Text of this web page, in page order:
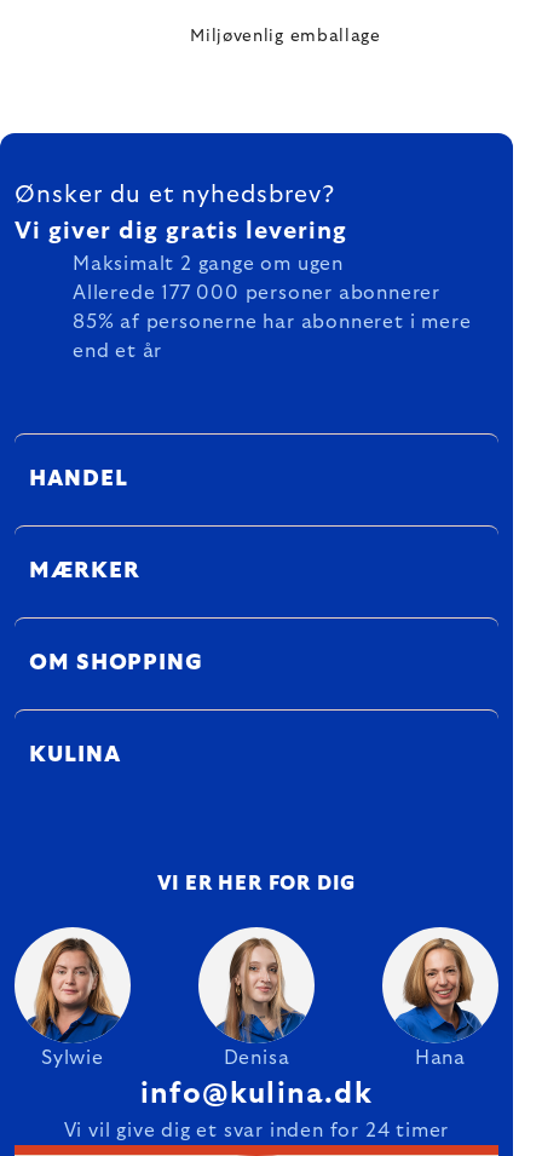
Miljøvenlig emballage
FOOTER
Ønsker du et nyhedsbrev?
Vi giver dig gratis levering
Maksimalt 2 gange om ugen
Allerede 177 000 personer abonnerer
85% af personerne har abonneret i mere
end et år
HANDEL
MÆRKER
OM SHOPPING
KULINA
VI ER HER FOR DIG
Sylwie Denisa Hana
info@kulina.dk
Vi vil give dig et svar inden for 24 timer